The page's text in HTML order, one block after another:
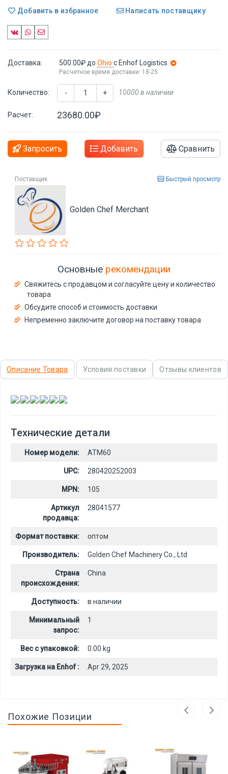
Добавить в избранное
Написать поставщику
Доставка: 500.00₽ до Ohio с Enhof Logistics
Расчетное время доставки: 18-25
Количество: - + 10000 в наличии
Расчет: 23680.00₽
Запросить Добавить Сравнить
Поставщик Быстрый просмотр
Golden Chef Merchant
Основные рекомендации
Свяжитесь с продавцом и согласуйте цену и количество
товара
Обсудите способ и стоимость доставки
Непременно заключите договор на поставку товара
Описание Товара Условия поставки Отзывы клиентов
, , , , ,
Технические детали
Номер модели: ATM60
UPC: 280420252003
MPN: 105
Артикул
продавца:
28041577
Формат поставки: оптом
Производитель: Golden Chef Machinery Co., Ltd
Страна
происхождения:
China
Доступность: в наличии
Минимальный
запрос:
1
Вес с упаковкой: 0.00 kg
Загрузка на Enhof : Apr 29, 2025
Похожие Позиции